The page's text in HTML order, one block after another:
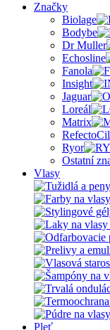
Značky
Biolage
Bodybe
Dr Muller
Echosline
Fanola
Insight
Jaguar
Loreál
Matrix
RefectoCil
Ryor
Ostatní
Vlasy
Pleť